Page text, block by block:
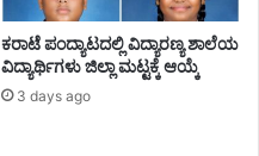
ಕರಾಟೆ ಪಂದ್ಯಾಟದಲ್ಲಿ ವಿದ್ಯಾರಣ್ಯ ಶಾಲೆಯ
ವಿದ್ಯಾರ್ಥಿಗಳು ಜಿಲ್ಲಾ ಮಟ್ಟಕ್ಕೆ ಆಯ್ಕೆ
3 days ago